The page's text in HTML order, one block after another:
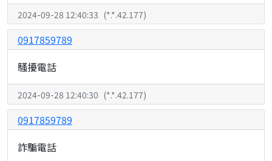
2024-09-28 12:40:33 (*.*.42.177)
0917859789
騷擾電話
2024-09-28 12:40:30 (*.*.42.177)
0917859789
詐騙電話